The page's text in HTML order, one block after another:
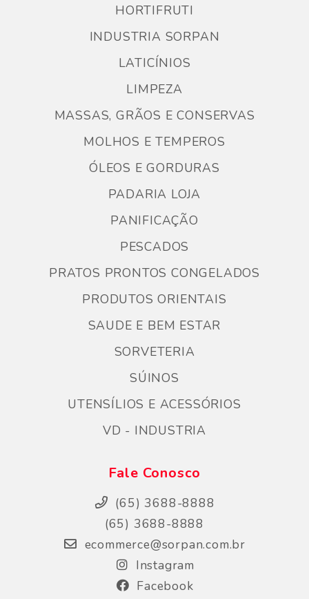
HORTIFRUTI
INDUSTRIA SORPAN
LATICÍNIOS
LIMPEZA
MASSAS, GRÃOS E CONSERVAS
MOLHOS E TEMPEROS
ÓLEOS E GORDURAS
PADARIA LOJA
PANIFICAÇÃO
PESCADOS
PRATOS PRONTOS CONGELADOS
PRODUTOS ORIENTAIS
SAUDE E BEM ESTAR
SORVETERIA
SÚINOS
UTENSÍLIOS E ACESSÓRIOS
VD - INDUSTRIA
Fale Conosco
(65) 3688-8888
(65) 3688-8888
ecommerce@sorpan.com.br
Instagram
Facebook